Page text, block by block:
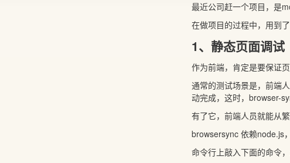
最近公司赶一个项目，是
在做项目的过程中，用到
1、静态页面调试
作为前端，肯定是要保证页
通常的测试场景是，前端
动完成，这时，browser-
有了它，前端人员就能从
browsersync 依赖node.js
命令行上敲入下面的命令